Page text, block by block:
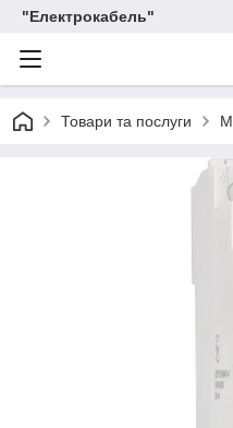
"Електрокабель"
Товари та послуги